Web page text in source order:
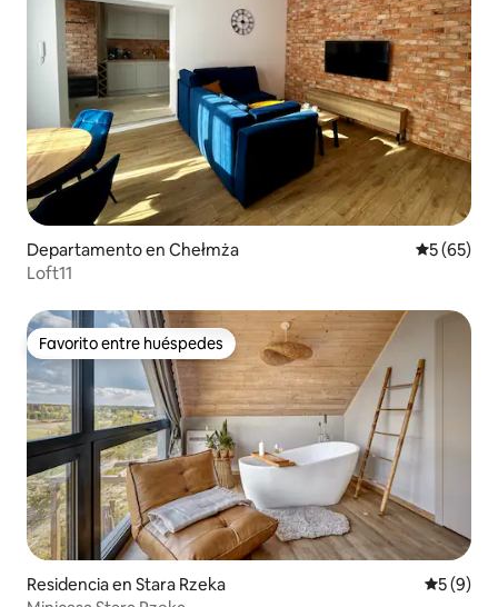
Departamento en Chełmża
5 (65)
Loft11
Favorito entre huéspedes
Favorito entre huéspedes
Residencia en Stara Rzeka
5 (9)